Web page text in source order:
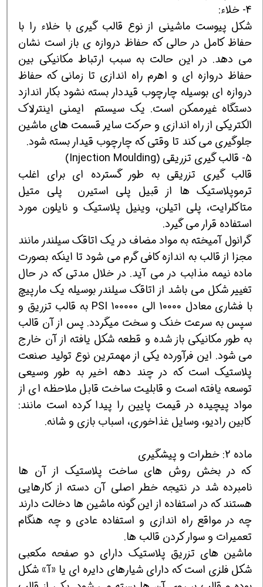
4- خلاء:
شکل پیوست ماشینی از نوع قالب گیری با خلاء را با
حفاظ کامل در حالی که حفاظ دروازه ی باز است نشان
می دهد. در این حالت به سبب ارتباط مکانیکی بین
حفاظ دروازه ای و اهرم راه اندازی تا زمانی که حفاظ
دروازه ای بوسیله چارچوب قیددار بسته نشود بکار اندازد
دستگاه غیرممکن است. یک سیستم ایمنی اینترلاک
الکتریکی از راه اندازی و حرکت سایر قسمت های ماشین
جلوگیری می کند تا وقتی که چارچوب قیدار بسته شود.
5- قالب گیری تزریقی (Injection Moulding)
قالب گیری تزریقی به طور گسترده ای برای اغلب
ترموپلاستیک ها از قبیل پلی استیرن پلی متیل
متاکلرایت، پلی اتیلن، وینیل پلاستیک و نایلون مورد
استفاده قرار می گیرد.
گرانول آمیخته به مواد مضاف در یک اتاقک سیلندر مانند
مجزا از قالب به اندازه کافی گرم می شود تا اینکه بصورت
ماده نیمه مذابب در می آید. در خلال مدتی که در حال
تغییر شکل می باشد از اتاقک سیلندر بوسیله یک مارپیچ
با فشاری معادل 10000 الی 100000 PSI به قالب تزریق و
سپس به سرعت خنک و سخت میگردد. پس از آن قالب
به طور مکانیکی باز شده و قطعه شکل یافته از آن خارج
می شود. این فرآورده یکی از مهمترین نوع تولید صنعت
پلاستیک است که در چند دهه اخیر به طور وسیعی
توسعه یافته است و قابلیت ساخت قابل ملاحظه ای از
مواد پیچیده در قیمت پایین را پیدا کرده است مانند:
کابین رادیو، وسایل غذاخوری، اسباب بازی و شانه.
ماده 2: خطرات و پیشگیری
که در بخش روش های ساخت پلاستیک از آن ها
نامبرده شد در نتیجه خطر اصلی آن دسته از کارهایی
هستند که در استفاده از این گونه ماشین ها دخالت دارند
چه در مواقع راه اندازی و استفاده عادی و چه هنگام
تعمیرات و سوار کردن قالب ها.
ماشین های تزریق پلاستیک دارای دو صفحه مکعبی
شکل فلزی است که دارای شیارهای دایره ای یا «آ» شکل